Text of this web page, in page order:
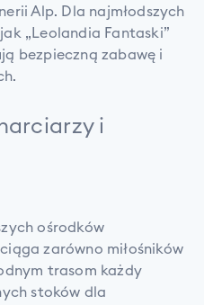
Alp. Dla najmłodszych
„Leolandia Fantaski”
bezpieczną zabawę i
i
ośrodków
zarówno miłośników
trasom każdy
stoków dla